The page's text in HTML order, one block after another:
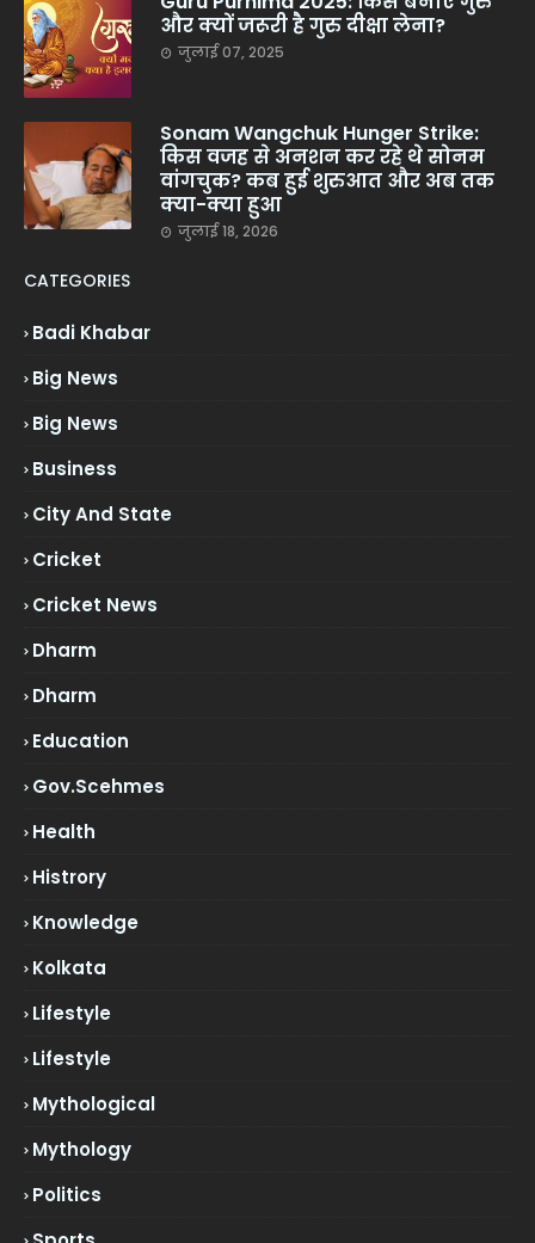
और क्यों जरूरी है गुरु दीक्षा लेना?
जुलाई 07, 2025
Sonam Wangchuk Hunger Strike:
किस वजह से अनशन कर रहे थे सोनम
वांगचुक? कब हुई शुरुआत और अब तक
क्या-क्या हुआ
जुलाई 18, 2026
CATEGORIES
Badi Khabar
Big News
Big News
Business
City And State
Cricket
Cricket News
Dharm
Dharm
Education
Gov.scehmes
Health
Histrory
Knowledge
Kolkata
Lifestyle
Lifestyle
Mythological
Mythology
Politics